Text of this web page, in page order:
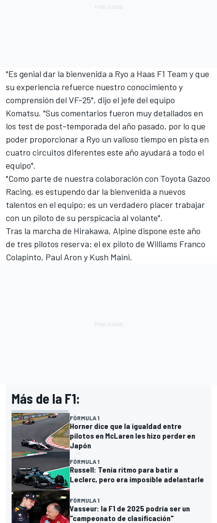
"Es genial dar la bienvenida a Ryo a Haas F1 Team y que
su experiencia refuerce nuestro conocimiento y
comprensión del VF-25", dijo el jefe del equipo
Komatsu. "Sus comentarios fueron muy detallados en
los test de post-temporada del año pasado, por lo que
poder proporcionar a Ryo un valioso tiempo en pista en
cuatro circuitos diferentes este año ayudará a todo el
equipo".
"Como parte de nuestra colaboración con Toyota Gazoo
Racing, es estupendo dar la bienvenida a nuevos
talentos en el equipo; es un verdadero placer trabajar
con un piloto de su perspicacia al volante".
Tras la marcha de Hirakawa, Alpine dispone este año
de tres pilotos reserva: el ex piloto de Williams Franco
Colapinto, Paul Aron y Kush Maini.
Más de la F1:
FÓRMULA 1
Horner dice que la igualdad entre
pilotos en McLaren les hizo perder en
Japón
FÓRMULA 1
Russell: Tenía ritmo para batir a
Leclerc, pero era imposible adelantarle
FÓRMULA 1
Vasseur: la F1 de 2025 podría ser un
"campeonato de clasificación"